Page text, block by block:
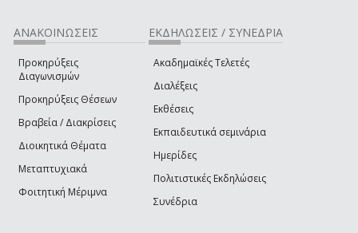
ΑΝΑΚΟΙΝΩΣΕΙΣ
Προκηρύξεις
Διαγωνισμών
Προκηρύξεις Θέσεων
Βραβεία / Διακρίσεις
Διοικητικά Θέματα
Μεταπτυχιακά
Φοιτητική Μέριμνα
ΕΚΔΗΛΩΣΕΙΣ / ΣΥΝΕΔΡΙΑ
Ακαδημαϊκές Τελετές
Διαλέξεις
Εκθέσεις
Εκπαιδευτικά σεμινάρια
Ημερίδες
Πολιτιστικές Εκδηλώσεις
Συνέδρια